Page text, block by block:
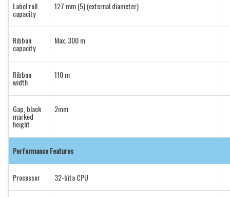
Label roll
capacity
127 mm (5) (external diameter)
Ribbon
capacity
Max. 300 m
Ribbon
width
110 m
Gap, black
marked
height
2mm
Performance Features
Processor 32-bita CPU